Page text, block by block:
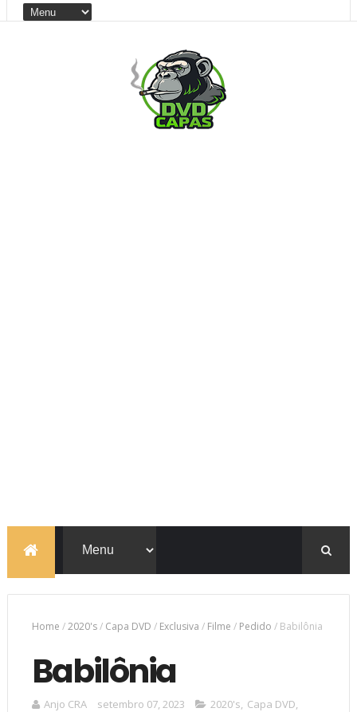
Home /2020's/ Capa DVD / Exclusiva / Filme / Pedido / Babilônia
Babilônia
Anjo CRA setembro 07, 2023 2020's, Capa DVD,